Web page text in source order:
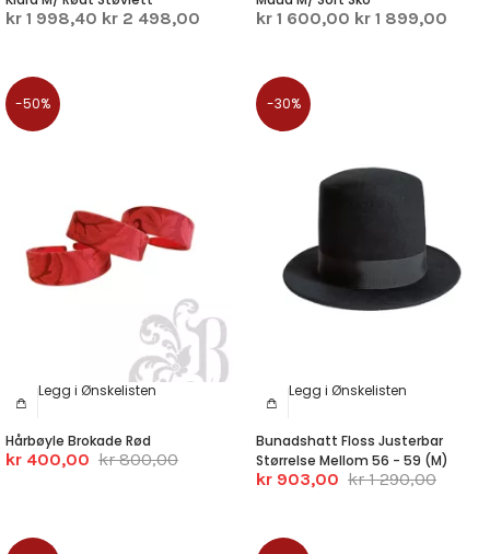
kr 1 998,40 kr 2 498,00 kr 1 600,00 kr 1 899,00
-50%
Legg i Ønskelisten
Hårbøyle Brokade Rød
kr 400,00 kr 800,00
-30%
Legg i Ønskelisten
Bunadshatt Floss Justerbar
Størrelse Mellom 56 - 59 (M)
kr 903,00 kr 1 290,00